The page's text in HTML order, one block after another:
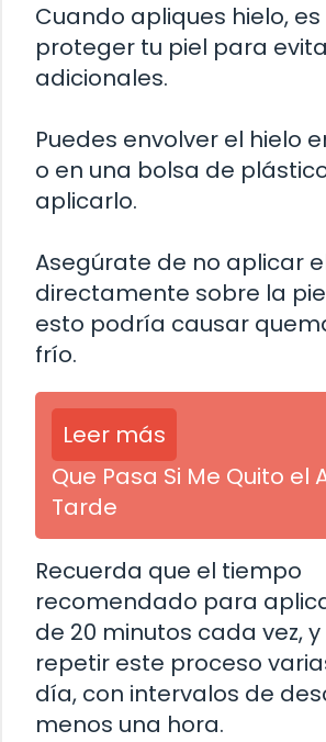
Cuando apliques hielo,
proteger tu piel para
adicionales.
Puedes envolver el hielo
o en una bolsa de
aplicarlo.
Asegúrate de no aplicar
directamente sobre la
esto podría causar
frío.
Leer más
Que Pasa Si Me Quito el
Tarde
Recuerda que el tiempo
recomendado para
de 20 minutos cada vez,
repetir este proceso
día, con intervalos de
menos una hora.